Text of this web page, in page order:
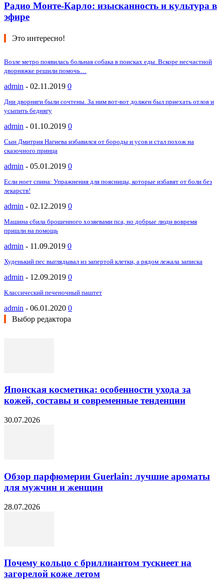
Радио Монте-Карло: изысканность и культура в
эфире
Это интересно!
Возле метро появилась больная собака в поисках еды. Вскоре несчастной
дворняжке решили помочь…
admin - 02.11.2019 0
Дни дворняги были сочтены. За ним вот-вот должен был приехать отлов и
усыпить беднягу
admin - 01.10.2019 0
Сын Дмитрия Нагиева избавился от бороды и усов и стал похож на
сказочного принца
admin - 05.01.2019 0
Если ноет спина: Упражнения для поясницы, которые избавят от боли без
лекарств!
admin - 02.12.2019 0
Машина сбила брошенного хозяевами пса, но добрые люди вовремя
пришли на помощь
admin - 11.09.2019 0
Худенький пес выглядывал из запертой клетки, а рядом лежала записка
admin - 12.09.2019 0
Классический печеночный паштет
admin - 06.01.2020 0
Выбор редактора
Японская косметика: особенности ухода за
кожей, составы и современные тенденции
30.07.2026
Обзор парфюмерии Guerlain: лучшие ароматы
для мужчин и женщин
28.07.2026
Почему кольцо с бриллиантом тускнеет на
загорелой коже летом